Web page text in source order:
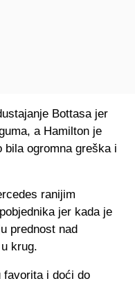
Bottasa jer
a Hamilton je
bila ogromna greška i
ranijim
jer kada je
prednost nad
krug.
favorita i doći do